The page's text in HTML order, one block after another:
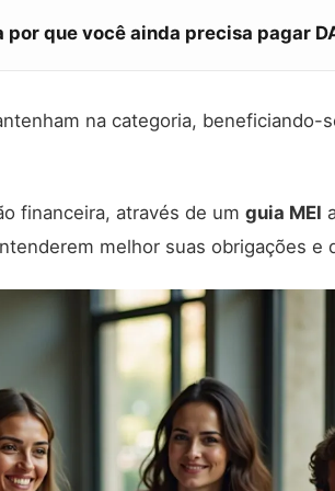
por que você ainda precisa pagar
na categoria, beneficiando-
financeira, através de um guia MEI
melhor suas obrigações e